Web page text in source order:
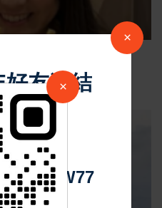
吃又好玩！
×
友連結
傳 媒
adqW77
×